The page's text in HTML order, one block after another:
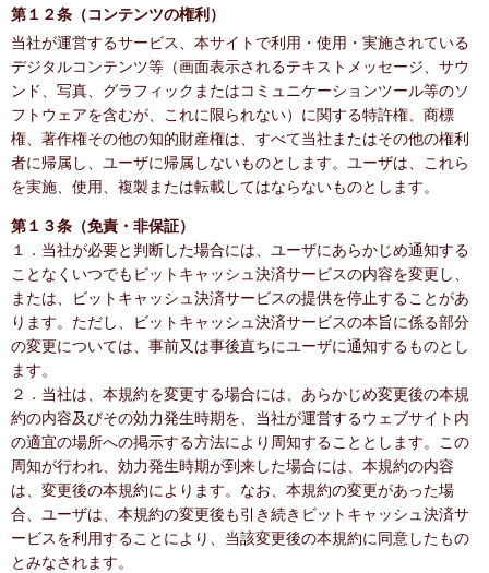
第１２条（コンテンツの権利）
当社が運営するサービス、本サイトで利用・使用・実施されている
デジタルコンテンツ等（画面表示されるテキストメッセージ、サウ
ンド、写真、グラフィックまたはコミュニケーションツール等のソ
フトウェアを含むが、これに限られない）に関する特許権、商標
権、著作権その他の知的財産権は、すべて当社またはその他の権利
者に帰属し、ユーザに帰属しないものとします。ユーザは、これら
を実施、使用、複製または転載してはならないものとします。
第１３条（免責・非保証）
１．当社が必要と判断した場合には、ユーザにあらかじめ通知する
ことなくいつでもビットキャッシュ決済サービスの内容を変更し、
または、ビットキャッシュ決済サービスの提供を停止することがあ
ります。ただし、ビットキャッシュ決済サービスの本旨に係る部分
の変更については、事前又は事後直ちにユーザに通知するものとし
ます。
２．当社は、本規約を変更する場合には、あらかじめ変更後の本規
約の内容及びその効力発生時期を、当社が運営するウェブサイト内
の適宜の場所への掲示する方法により周知することとします。この
周知が行われ、効力発生時期が到来した場合には、本規約の内容
は、変更後の本規約によります。なお、本規約の変更があった場
合、ユーザは、本規約の変更後も引き続きビットキャッシュ決済サ
ービスを利用することにより、当該変更後の本規約に同意したもの
とみなされます。